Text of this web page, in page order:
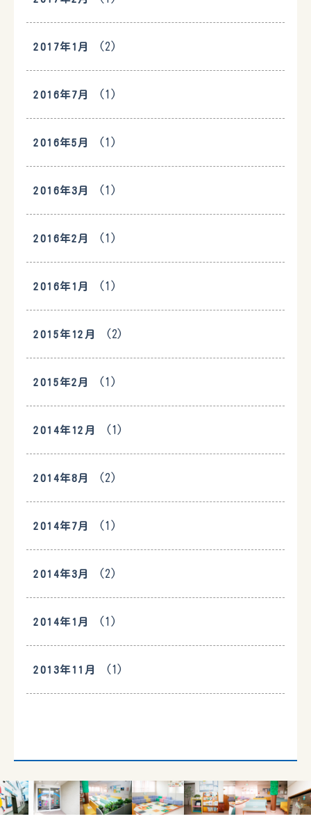
2017年1月 (2)
2016年7月 (1)
2016年5月 (1)
2016年3月 (1)
2016年2月 (1)
2016年1月 (1)
2015年12月 (2)
2015年2月 (1)
2014年12月 (1)
2014年8月 (2)
2014年7月 (1)
2014年3月 (2)
2014年1月 (1)
2013年11月 (1)